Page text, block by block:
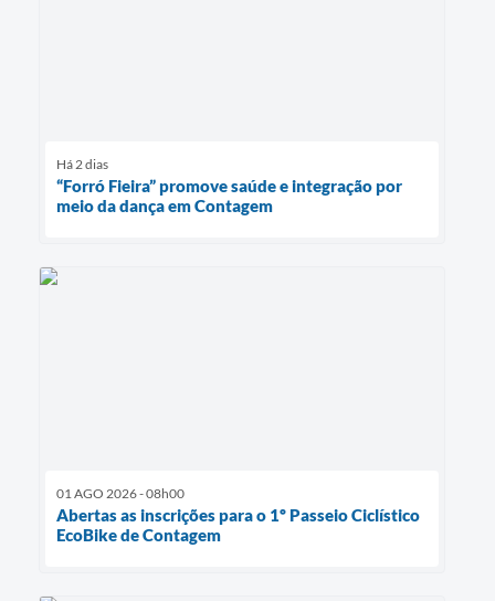
Há 2 dias
“Forró Fieira” promove saúde e integração por
meio da dança em Contagem
01 AGO 2026 - 08h00
Abertas as inscrições para o 1º Passeio Ciclístico
EcoBike de Contagem